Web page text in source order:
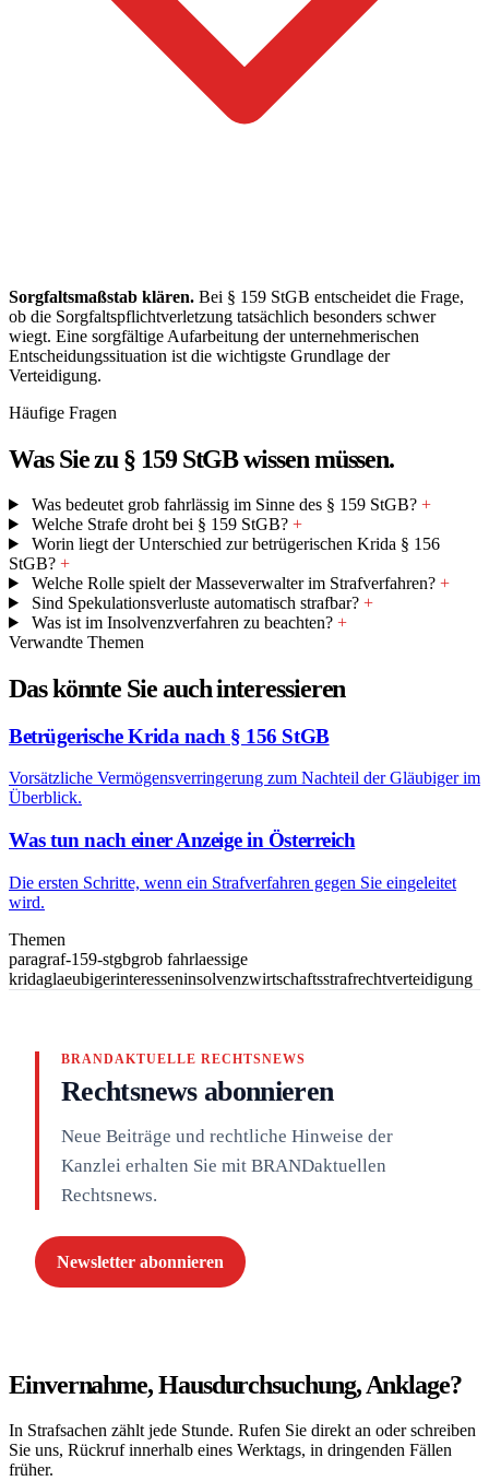
Sorgfaltsmaßstab klären. Bei § 159 StGB entscheidet die Frage,
ob die Sorgfaltspflichtverletzung tatsächlich besonders schwer
wiegt. Eine sorgfältige Aufarbeitung der unternehmerischen
Entscheidungssituation ist die wichtigste Grundlage der
Verteidigung.
Häufige Fragen
Was Sie zu § 159 StGB wissen müssen.
Was bedeutet grob fahrlässig im Sinne des § 159 StGB? +
Welche Strafe droht bei § 159 StGB? +
Worin liegt der Unterschied zur betrügerischen Krida § 156
StGB? +
Welche Rolle spielt der Masseverwalter im Strafverfahren? +
Sind Spekulationsverluste automatisch strafbar? +
Was ist im Insolvenzverfahren zu beachten? +
Verwandte Themen
Das könnte Sie auch interessieren
Betrügerische Krida nach § 156 StGB
Vorsätzliche Vermögensverringerung zum Nachteil der Gläubiger im
Überblick.
Was tun nach einer Anzeige in Österreich
Die ersten Schritte, wenn ein Strafverfahren gegen Sie eingeleitet
wird.
Themen
paragraf-159-stgbgrob fahrlaessige
kridaglaeubigerinteresseninsolvenzwirtschaftsstrafrechtverteidigung
BRANDAKTUELLE RECHTSNEWS
Rechtsnews abonnieren
Neue Beiträge und rechtliche Hinweise der
Kanzlei erhalten Sie mit BRANDaktuellen
Rechtsnews.
Newsletter abonnieren
Einvernahme, Hausdurchsuchung, Anklage?
In Strafsachen zählt jede Stunde. Rufen Sie direkt an oder schreiben
Sie uns, Rückruf innerhalb eines Werktags, in dringenden Fällen
früher.